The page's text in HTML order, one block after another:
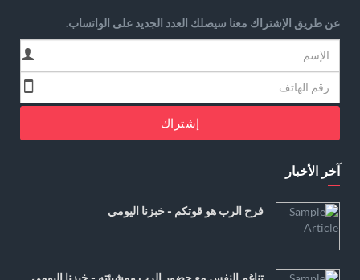
عن طريق الإشتراك معنا سيصلك العدد الجديد على الواتساب.
إشتراك
آخر الأخبار
فرح الرب هو قوتكم - خبزنا اليومي
تناغم النفس مع حضور الرب ومشيئته - خبزنا اليومي